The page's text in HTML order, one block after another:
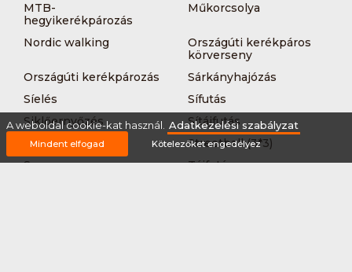
MTB-
hegyikerékpározás
Műkorcsolya
Nordic walking
Országúti kerékpáros
körverseny
Országúti kerékpározás
Sárkányhajózás
Síelés
Sífutás
Siklőernyőzés
Sítájfutás
Sítúra
Streetball (3*3)
Sup
Tájfutás
A weboldal cookie-kat használ. Adatkezelési szabályzat
Mindent elfogad Kötelezőket engedélyez